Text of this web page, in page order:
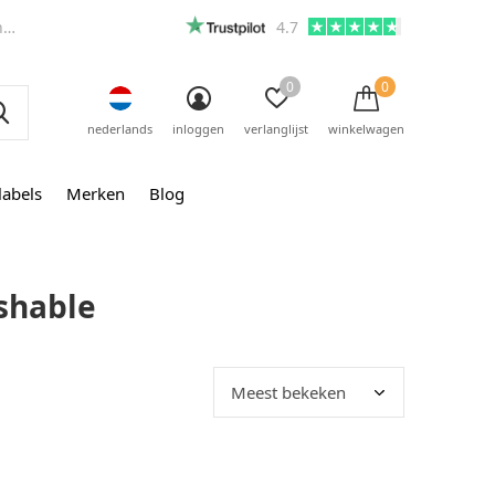
Merken Blog
nederlands inloggen verlanglijst
0
winkelwagen
0
4.7